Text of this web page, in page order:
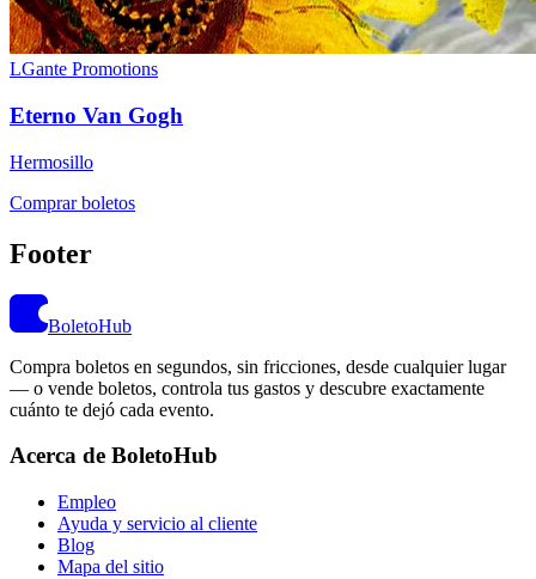
LGante Promotions
Eterno Van Gogh
Hermosillo
Comprar boletos
Footer
BoletoHub
Compra boletos en segundos, sin fricciones, desde cualquier lugar
— o vende boletos, controla tus gastos y descubre exactamente
cuánto te dejó cada evento.
Acerca de BoletoHub
Empleo
Ayuda y servicio al cliente
Blog
Mapa del sitio